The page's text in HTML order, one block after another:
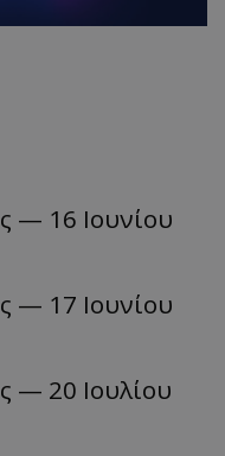
— 16 Ιουνίου
— 17 Ιουνίου
— 20 Ιουλίου